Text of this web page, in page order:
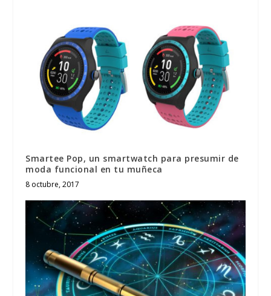
Smartee Pop, un smartwatch para presumir de
moda funcional en tu muñeca
8 octubre, 2017